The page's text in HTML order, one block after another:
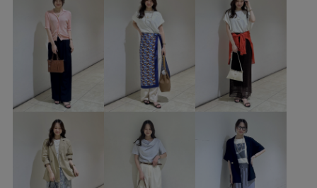
GIX16200 26mother'sday 26SS10r
26SS15 26SS20dp 26SS20gsr
dogicon RP26SS RP26SS_goods Tシャツ
きれいめ イージーケア オケージョン
オンにもオフにも カジュアル クーポン対象商品
コントラスト シボ感 シャープ
シワになりにくい シワ感